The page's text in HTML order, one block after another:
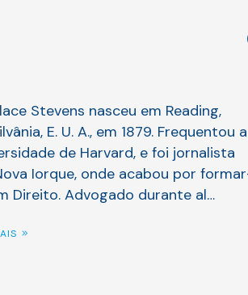
Stevens nasceu em Reading,
E. U. A., em 1879. Frequentou a
de Harvard, e foi jornalista
Iorque, onde acabou por
Direito. Advogado durante al…